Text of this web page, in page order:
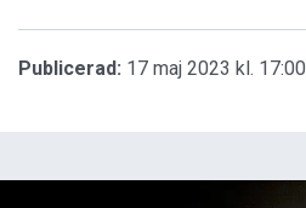
Publicerad: 17 maj 2023 kl. 17:00